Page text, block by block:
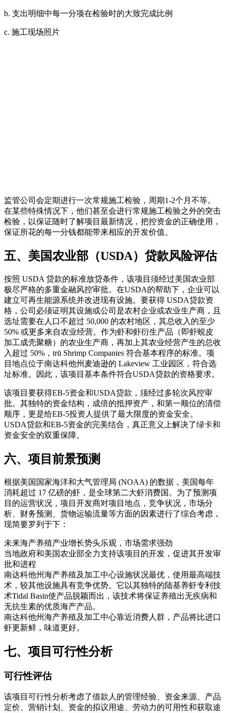
b. 支出明细中每一分项在检验时的大致完成比例
c. 施工现场照片
监管公司会定期进行一次常规施工检验，周期1-2个月不等。
在某些特殊情况下，他们甚至会进行常规施工检验之外的突击
检验，以保证随时了解项目最新情况，把控资金的正确使用，
保证所花的每一分钱都能带来相应的开发价值。
五、美国农业部（USDA）贷款风险评估
按照 USDA 贷款的标准放贷条件，该项目须经过美国农业部
极尽严格的多重金融风控审批。在USDA的帮助下，企业可以
建立可再生能源系统并改进现有设施。要获得 USDA贷款资
格，公司必须证明其设施或公司是农村企业或农业生产商，且
选址需要在人口不超过 50,000 的农村地区，其总收入的至少
50% 或更多来自农业经营。作为虾和虾衍生产品（即虾蜕皮
加工成壳聚糖）的农业生产商，再加上其农业经营产生的总收
入超过 50%，trū Shrimp Companies 符合基本程序的标准。项
目地点位于南达科他州麦迪逊的 Lakeview 工业园区，符合选
址标准。因此，该项目基本条件符合USDA贷款的资格要求。
该项目要获得EB-5资金和USDA贷款，须经过多轮次风控审
批。其独特的资金结构，成倍的抵押资产，和第一顺位的清偿
顺序，更是给EB-5投资人提供了最大限度的资金安全。
USDA贷款和EB-5资金的完美结合，真正意义上解决了绿卡和
资金安全的双重保障。
六、项目前景预测
根据美国国家海洋和大气管理局 (NOAA) 的数据，美国每年
消耗超过 17 亿磅的虾，是全球第二大虾消费国。为了预测项
目的运营状况，项目开发商对项目地点，竞争状况，市场分
析、财务预测、货物运输流量等方面的因素进行了综合考虑，
现简要罗列于下：
未来海产养殖产业增长势头乐观，市场需求强劲
当地政府和美国农业部全力支持该项目的开发，促进其开发审
批和进程
南达科他州海产养殖及加工中心设施状况最优，使用最高端技
术，较其他设施具有竞争优势。它以其独特的陆基养虾专利技
术Tidal Basin使产品脱颖而出，该技术将保证养殖出无疾病和
无抗生素的优质海产产品。
南达科他州海产养殖及加工中心靠近消费人群，产品将比进口
虾更新鲜，味道更好。
七、项目可行性分析
可行性评估
该项目可行性分析考虑了借款人的管理经验、资金来源、产品
定价、营销计划、资金的拟议用途、劳动力的可用性和获取途